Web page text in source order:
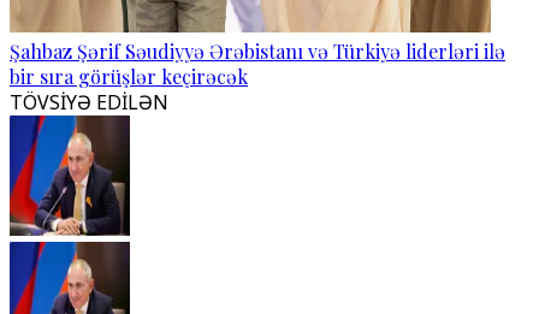
Şahbaz Şərif Səudiyyə Ərəbistanı və Türkiyə liderləri ilə
bir sıra görüşlər keçirəcək
TÖVSİYƏ EDİLƏN